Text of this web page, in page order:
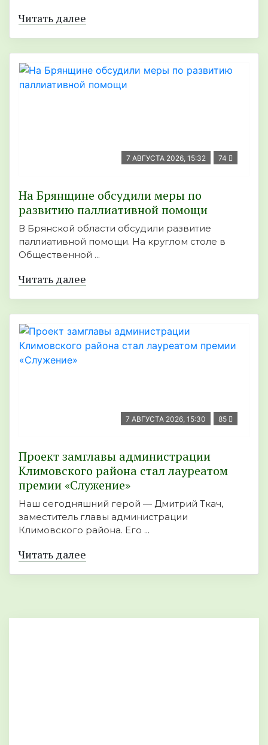
Читать далее
7 АВГУСТА 2026, 15:32 74
На Брянщине обсудили меры по
развитию паллиативной помощи
В Брянской области обсудили развитие
паллиативной помощи. На круглом столе в
Общественной ...
Читать далее
7 АВГУСТА 2026, 15:30 85
Проект замглавы администрации
Климовского района стал лауреатом
премии «Служение»
Наш сегодняшний герой — Дмитрий Ткач,
заместитель главы администрации
Климовского района. Его ...
Читать далее